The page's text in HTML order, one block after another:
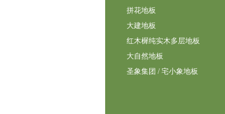
拼花地板
大建地板
红木樨纯实木多层地板
大自然地板
圣象集团 / 宅小象地板